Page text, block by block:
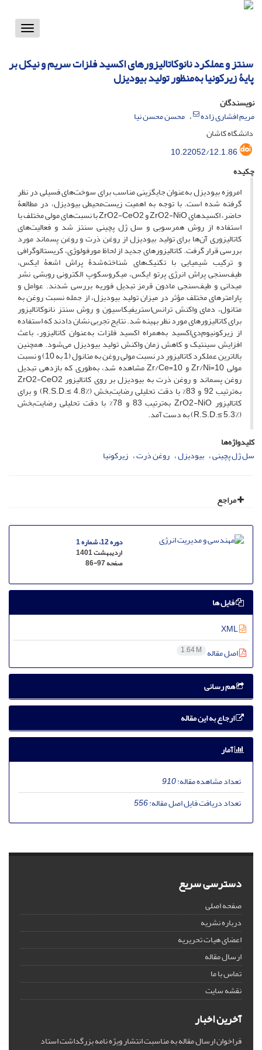
Toggle
سنتز و عملکرد نانوکاتالیزورهای اکسید فلزات سریم و نیکل بر
پایۀ زیرکونیا به‌منظور تولید بیودیزل‌
نویسندگان
مریم افشاری زاده
محسن محسن نیا
دانشگاه کاشان
10.22052/12.1.86
چکیده
امروزه بیودیزل به‌عنوان جایگزینی مناسب برای سوخت‌های فسیلی در نظر
گرفته شده است. با توجه به اهمیت زیست‌محیطی بیودیزل، در مطالعۀ
حاضر، اکسیدهای ZrO2-NiO و ZrO2-CeO2 با نسبت‌های مولی مختلف با
استفاده از روش همرسوبی و سل ژل پچینی سنتز شد و فعالیت‌های
کاتالیزوری آن‌ها برای تولید بیودیزل از روغن ذرت و روغن پسماند مورد
بررسی قرار گرفت. کاتالیزورهای جدید از لحاظ مورفولوژی، کریستالوگرافی
و ترکیب شیمیایی با تکنیک‌های شناخته‌شدۀ پراش اشعۀ ایکس،
طیف‌سنجی پراش انرژی پرتو ایکس، میکروسکوپ الکترونی روبشی نشر
میدانی و طیف‌سنجی مادون قرمز تبدیل فوریه بررسی شدند. عوامل و
پارامترهای مختلف مؤثر در میزان تولید بیودیزل، از جمله نسبت روغن به
متانول، دمای واکنش ترانس‌استریفیکاسیون و روش سنتز نانوکاتالیزور
برای کاتالیزورهای مورد نظر بهینه شد. نتایج تجربی نشان دادند که استفاده
از زیرکونیوم‌‌دی‌اکسید به‌همراه اکسید فلزات به‌عنوان کاتالیزور، باعث
افزایش سینتیک و کاهش زمان واکنش تولید بیودیزل می‌شود. همچنین
بالاترین عملکرد کاتالیزور در نسبت مولی روغن به متانول (1 به 10) و نسبت
مولی 10=Zr/Ni و 10=Zr/Ce مشاهده شد، به‌طوری‌ که بازدهی تبدیل
روغن پسماند و روغن ذرت به بیودیزل بر روی کاتالیزور ZrO2-CeO2
به‌ترتیب 92 و 83% با دقت تحلیلی رضایت‌بخش (R.S.D.≤ 4.8٪) و برای
کاتالیزور ZrO2-NiO به‌ترتیب 83 و 78% با دقت تحلیلی رضایت‌بخش
(R.S.D.≤ 5.3٪) به دست آمد.
کلیدواژه‌ها
سل ژل پچینی بیودیزل روغن ذرت زیرکونیا
مراجع
دوره 12، شماره 1
اردیبهشت 1401
صفحه86-97
فایل ها
اصل مقاله 1.64 M
هم رسانی
ارجاع به این مقاله
آمار
تعداد مشاهده مقاله:910
تعداد دریافت فایل اصل مقاله:556
دسترسی سریع
صفحه اصلی
درباره نشریه
اعضای هیات تحریریه
ارسال مقاله
تماس با ما
نقشه سایت
آخرین اخبار
فراخوان ارسال مقاله به مناسبت انتشار ویژه نامه بزرگداشت استاد